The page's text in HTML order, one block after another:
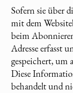
Sofern sie über
mit dem
beim
Adresse erfasst
gespeichert, um
Diese
behandelt und